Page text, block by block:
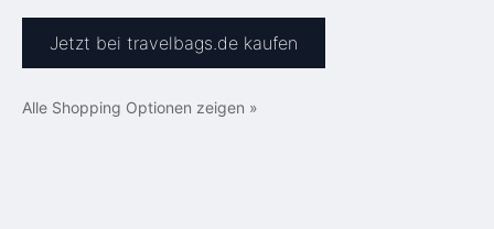
Jetzt bei travelbags.de kaufen
Alle Shopping Optionen zeigen »